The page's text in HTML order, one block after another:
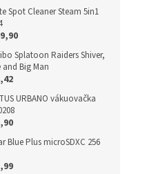
Spot Cleaner Steam 5in1
Splatoon Raiders Shiver,
and Big Man
URBANO vákuovačka
Blue Plus microSDXC 256